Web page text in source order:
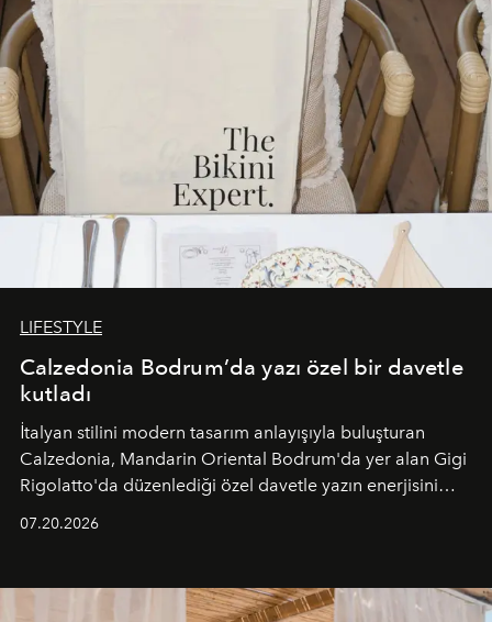
LIFESTYLE
Calzedonia Bodrum’da yazı özel bir davetle
kutladı
İtalyan stilini modern tasarım anlayışıyla buluşturan
Calzedonia, Mandarin Oriental Bodrum'da yer alan Gigi
Rigolatto'da düzenlediği özel davetle yazın enerjisini
07.20.2026